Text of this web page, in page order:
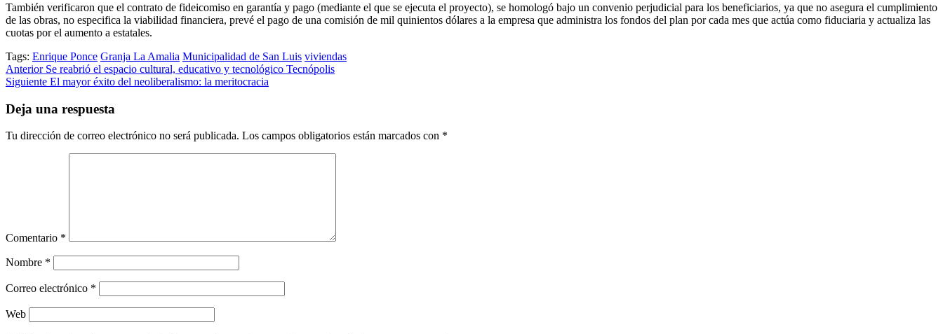
También verificaron que el contrato de fideicomiso en garantía y pago (mediante el que se ejecuta el proyecto), se homologó bajo un convenio perjudicial para los beneficiarios, ya que no asegura el cumplimiento
de las obras, no especifica la viabilidad financiera, prevé el pago de una comisión de mil quinientos dólares a la empresa que administra los fondos del plan por cada mes que actúa como fiduciaria y actualiza las
cuotas por el aumento a estatales.
Tags: Enrique Ponce Granja La Amalia Municipalidad de San Luis viviendas
AnteriorSe reabrió el espacio cultural, educativo y tecnológico Tecnópolis
Siguiente El mayor éxito del neoliberalismo: la meritocracia
Deja una respuesta
Tu dirección de correo electrónico no será publicada. Los campos obligatorios están marcados con *
Comentario *
Nombre *
Correo electrónico *
Web